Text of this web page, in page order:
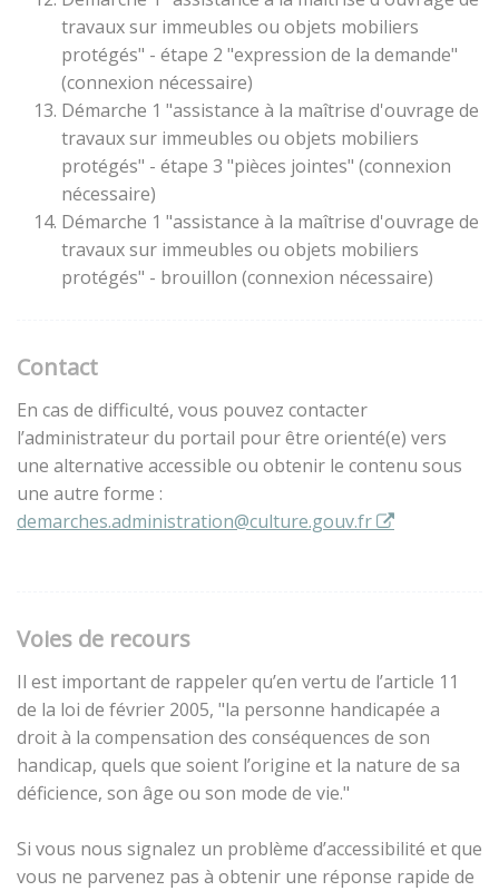
travaux sur immeubles ou objets mobiliers
protégés" - étape 2 "expression de la demande"
(connexion nécessaire)
Démarche 1 "assistance à la maîtrise d'ouvrage de
travaux sur immeubles ou objets mobiliers
protégés" - étape 3 "pièces jointes" (connexion
nécessaire)
Démarche 1 "assistance à la maîtrise d'ouvrage de
travaux sur immeubles ou objets mobiliers
protégés" - brouillon (connexion nécessaire)
Contact
En cas de difficulté, vous pouvez contacter
l’administrateur du portail pour être orienté(e) vers
une alternative accessible ou obtenir le contenu sous
une autre forme :
demarches.administration@culture.gouv.fr
Voies de recours
Il est important de rappeler qu’en vertu de l’article 11
de la loi de février 2005, "la personne handicapée a
droit à la compensation des conséquences de son
handicap, quels que soient l’origine et la nature de sa
déficience, son âge ou son mode de vie."
Si vous nous signalez un problème d’accessibilité et que
vous ne parvenez pas à obtenir une réponse rapide de